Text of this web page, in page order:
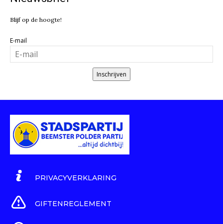
Blijf op de hoogte!
E-mail
Inschrijven
PRIVACYVERKLARING
GIFTENREGLEMENT